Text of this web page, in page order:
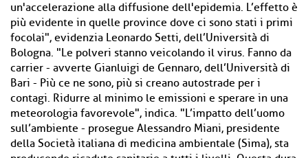
un'accelerazione alla diffusione dell'epidemia. L’effetto è
più evidente in quelle province dove ci sono stati i primi
focolai", evidenzia Leonardo Setti, dell’Università di
Bologna. "Le polveri stanno veicolando il virus. Fanno da
carrier - avverte Gianluigi de Gennaro, dell’Università di
Bari - Più ce ne sono, più si creano autostrade per i
contagi. Ridurre al minimo le emissioni e sperare in una
meteorologia favorevole", indica. "L’impatto dell’uomo
sull’ambiente - prosegue Alessandro Miani, presidente
della Società italiana di medicina ambientale (Sima), sta